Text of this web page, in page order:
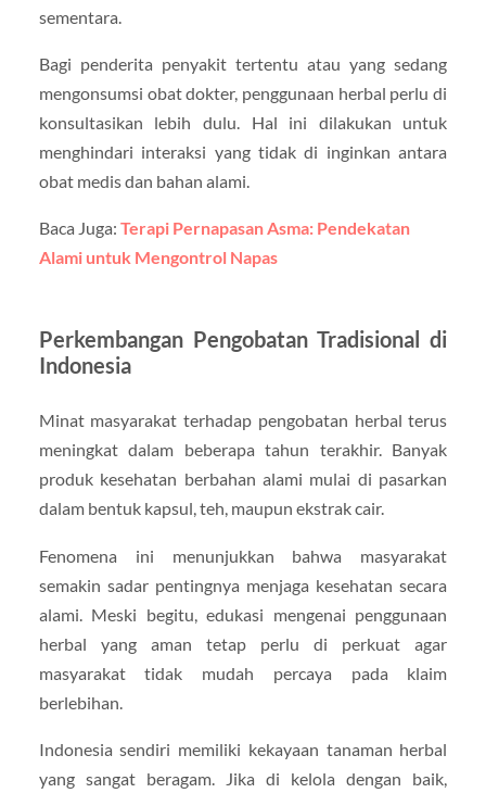
sementara.
Bagi penderita penyakit tertentu atau yang sedang
mengonsumsi obat dokter, penggunaan herbal perlu di
konsultasikan lebih dulu. Hal ini dilakukan untuk
menghindari interaksi yang tidak di inginkan antara
obat medis dan bahan alami.
Baca Juga: Terapi Pernapasan Asma: Pendekatan
Alami untuk Mengontrol Napas
Perkembangan Pengobatan Tradisional di
Indonesia
Minat masyarakat terhadap pengobatan herbal terus
meningkat dalam beberapa tahun terakhir. Banyak
produk kesehatan berbahan alami mulai di pasarkan
dalam bentuk kapsul, teh, maupun ekstrak cair.
Fenomena ini menunjukkan bahwa masyarakat
semakin sadar pentingnya menjaga kesehatan secara
alami. Meski begitu, edukasi mengenai penggunaan
herbal yang aman tetap perlu di perkuat agar
masyarakat tidak mudah percaya pada klaim
berlebihan.
Indonesia sendiri memiliki kekayaan tanaman herbal
yang sangat beragam. Jika di kelola dengan baik,